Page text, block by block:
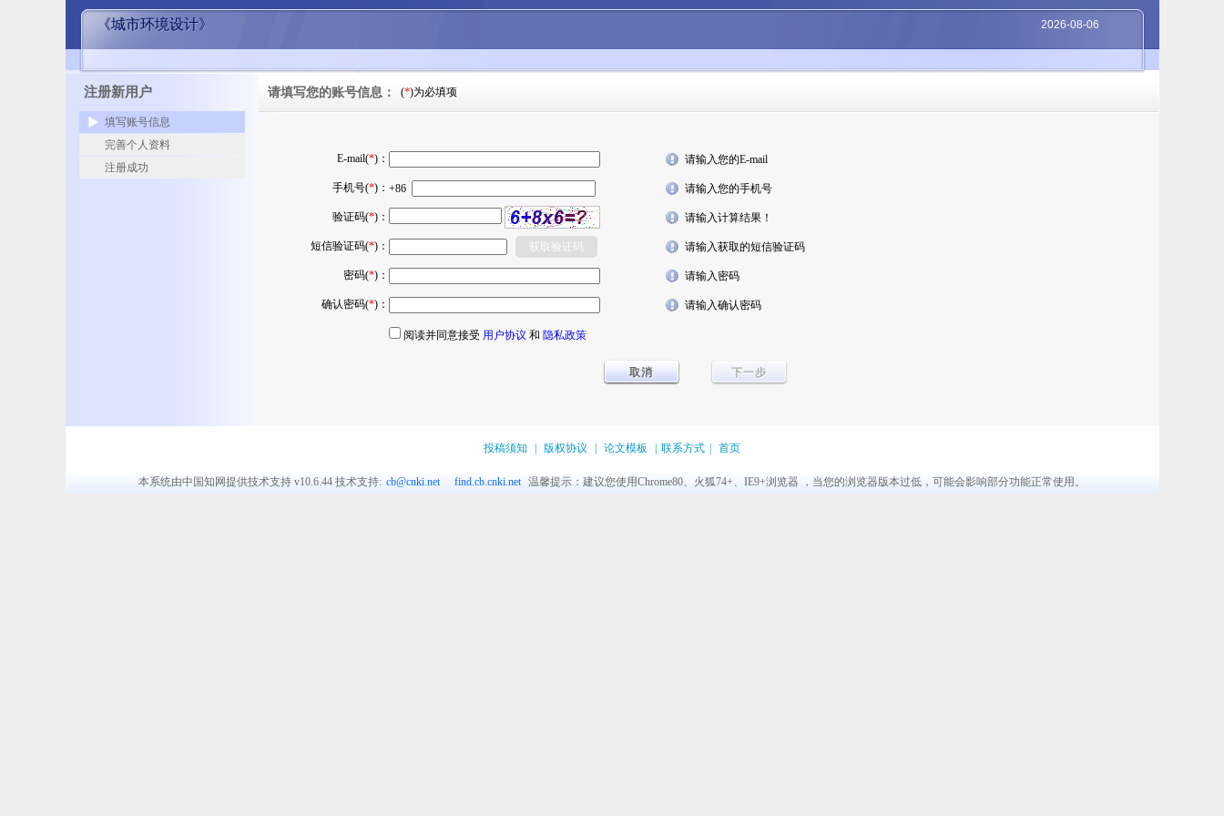
《城市环境设计》 2026-08-06
注册新用户
填写账号信息
完善个人资料
注册成功
请填写您的账号信息： (*)为必填项
E-mail(*)： 请输入您的E-mail
手机号(*)： +86 请输入您的手机号
验证码(*)： 请输入计算结果！
短信验证码(*)： 请输入获取的短信验证码
密码(*)： 请输入密码
确认密码(*)： 请输入确认密码
阅读并同意接受 用户协议 和 隐私政策
投稿须知 版权协议 论文模板 联系方式 首页
本系统由中国知网提供技术支持 v10.6.44 技术支持: cb@cnki.net find.cb.cnki.net 温馨提示：建议您使用Chrome80、火狐74+、IE9+浏览器 ，当您的浏览器版本过低，可能会影响部分功能正常使用。